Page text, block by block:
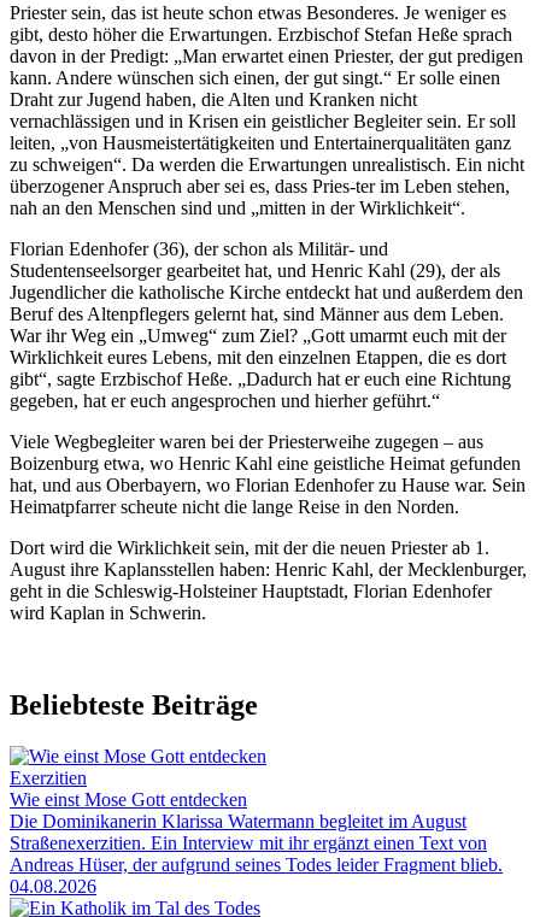
Priester sein, das ist heute schon etwas Besonderes. Je weniger es
gibt, desto höher die Erwartungen. Erzbischof Stefan Heße sprach
davon in der Predigt: „Man erwartet einen Priester, der gut predigen
kann. Andere wünschen sich einen, der gut singt.“ Er solle einen
Draht zur Jugend haben, die Alten und Kranken nicht
vernachlässigen und in Krisen ein geistlicher Begleiter sein. Er soll
leiten, „von Hausmeistertätigkeiten und Entertainerqualitäten ganz
zu schweigen“. Da werden die Erwartungen unrealistisch. Ein nicht
überzogener Anspruch aber sei es, dass Pries-ter im Leben stehen,
nah an den Menschen sind und „mitten in der Wirklichkeit“.
Florian Edenhofer (36), der schon als Militär- und
Studentenseelsorger gearbeitet hat, und Henric Kahl (29), der als
Jugendlicher die katholische Kirche entdeckt hat und außerdem den
Beruf des Altenpflegers gelernt hat, sind Männer aus dem Leben.
War ihr Weg ein „Umweg“ zum Ziel? „Gott umarmt euch mit der
Wirklichkeit eures Lebens, mit den einzelnen Etappen, die es dort
gibt“, sagte Erzbischof Heße. „Dadurch hat er euch eine Richtung
gegeben, hat er euch angesprochen und hierher geführt.“
Viele Wegbegleiter waren bei der Priesterweihe zugegen – aus
Boizenburg etwa, wo Henric Kahl eine geistliche Heimat gefunden
hat, und aus Oberbayern, wo Florian Edenhofer zu Hause war. Sein
Heimatpfarrer scheute nicht die lange Reise in den Norden.
Dort wird die Wirklichkeit sein, mit der die neuen Priester ab 1.
August ihre Kaplansstellen haben: Henric Kahl, der Mecklenburger,
geht in die Schleswig-Holsteiner Hauptstadt, Florian Edenhofer
wird Kaplan in Schwerin.
Beliebteste Beiträge
Exerzitien
Wie einst Mose Gott entdecken
Die Dominikanerin Klarissa Watermann begleitet im August
Straßenexerzitien. Ein Interview mit ihr ergänzt einen Text von
Andreas Hüser, der aufgrund seines Todes leider Fragment blieb.
04.08.2026